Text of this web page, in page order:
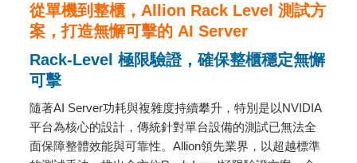
從單機到整櫃，Allion Rack Level 測試方
案，打造無懈可擊的 AI Server
Rack-Level 極限驗證，確保整櫃穩定無懈
可擊
隨著AI Server功耗與複雜度持續攀升，特別是以NVIDIA
平台為核心的設計，傳統針對單台設備的測試已無法全
面保障整體效能與可靠性。Allion領先業界，以超越標準